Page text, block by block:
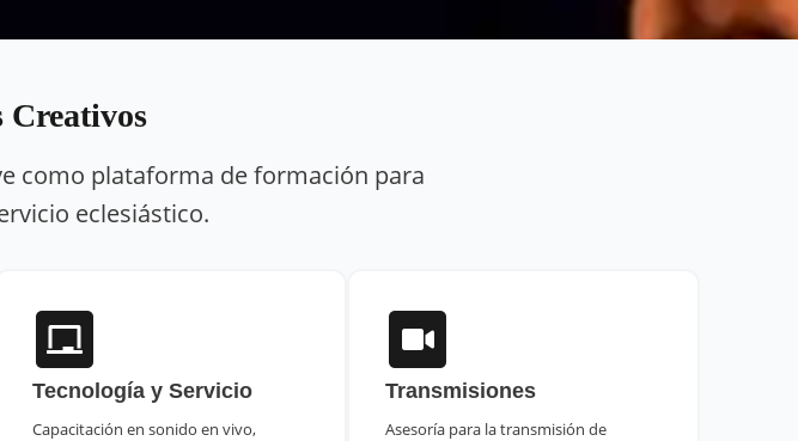
como plataforma de formación para
eclesiástico.
Tecnología y Servicio
Capacitación en sonido en vivo,
Transmisiones
Asesoría para la transmisión de